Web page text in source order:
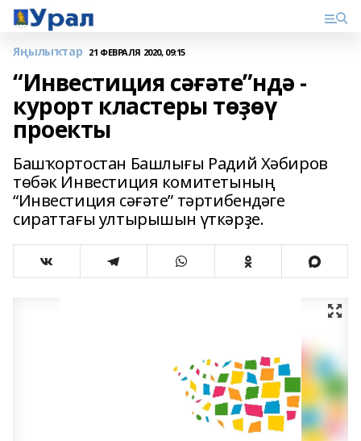
Яңылыҡтар 21 ФЕВРАЛЯ 2020, 09:15
“Инвестиция сәғәте”ндә -
курорт кластеры төҙөү
проекты
Башҡортостан Башлығы Радий Хәбиров
төбәк Инвестиция комитетының
“Инвестиция сәғәте” тәртибендәге
сираттағы ултырышын үткәрҙе.